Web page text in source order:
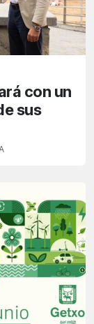
con un
sus